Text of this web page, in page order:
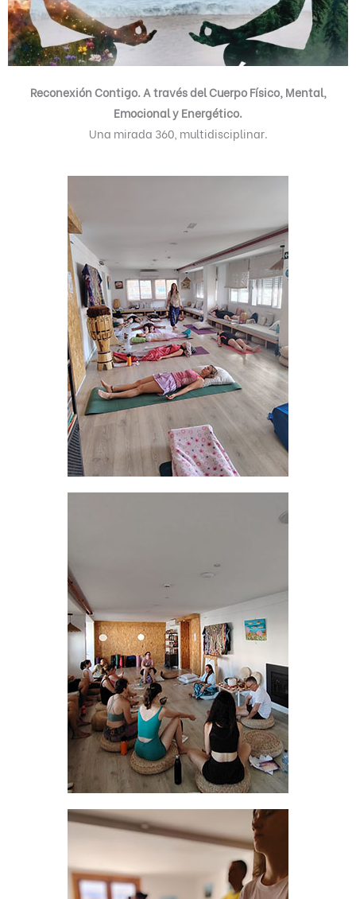
Reconexión Contigo. A través del Cuerpo Físico, Mental,
Emocional y Energético.
Una mirada 360, multidisciplinar.